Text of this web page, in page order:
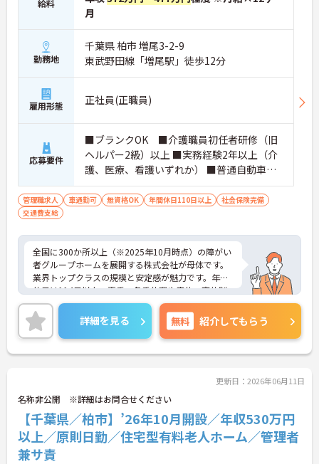
給料
月
勤務地
千葉県 柏市 増尾3-2-9
東武野田線「増尾駅」徒歩12分
雇用形態 正社員(正職員)
応募要件
■ブランクOK ■介護職員初任者研修（旧
ヘルパー2級）以上 ■実務経験2年以上（介
護、医療、看護いずれか） ■普通自動車運
転免許(AT限定可) ※管理業務に就かれて
いた方歓迎
管理職求人 車通勤可 無資格OK 年間休日110日以上
社会保険完備
交通費支給
全国に300か所以上（※2025年10月時点）の障がい
者グループホームを展開する株式会社が母体です。
業界トップクラスの規模と安定感が魅力です。年間
休日は114日以上、夏季・冬季休暇や産休・育休制
度もしっかり整っており、プライベートとの両立も
可能。これまでのご経験を活かし、新しいキャリア
を築きたい方、ぜひご応募ください。20代から60代
まで、幅広い年代の方が活躍できる職場です。ご興
味のある方は詳細等をお伝えしますので、お気軽に
詳細を見る 無料 紹介してもらう
更新日：2026年06月11日
名称非公開 ※詳細はお問合せください
【千葉県／柏市】’26年10月開設／年収530万円
以上／原則日勤／住宅型有料老人ホーム／管理者
兼サ責